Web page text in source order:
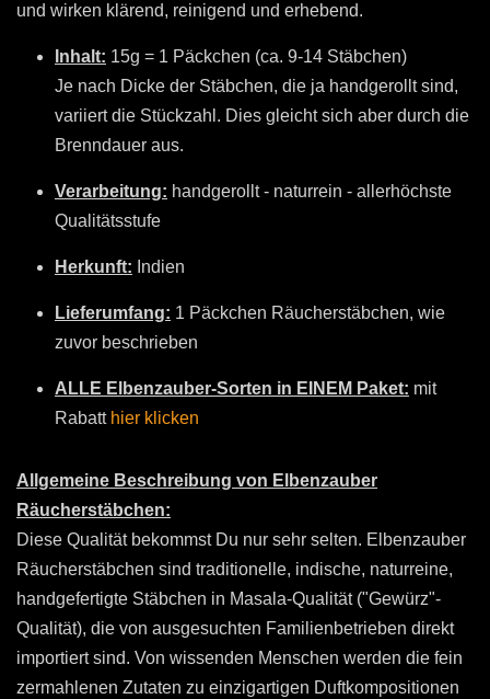
und wirken klärend, reinigend und erhebend.
Inhalt: 15g = 1 Päckchen (ca. 9-14 Stäbchen)
Je nach Dicke der Stäbchen, die ja handgerollt sind,
variiert die Stückzahl. Dies gleicht sich aber durch die
Brenndauer aus.
Verarbeitung: handgerollt - naturrein - allerhöchste
Qualitätsstufe
Herkunft: Indien
Lieferumfang: 1 Päckchen Räucherstäbchen, wie
zuvor beschrieben
ALLE Elbenzauber-Sorten in EINEM Paket: mit
Rabatt hier klicken
Allgemeine Beschreibung von Elbenzauber
Räucherstäbchen:
Diese Qualität bekommst Du nur sehr selten. Elbenzauber
Räucherstäbchen sind traditionelle, indische, naturreine,
handgefertigte Stäbchen in Masala-Qualität ("Gewürz"-
Qualität), die von ausgesuchten Familienbetrieben direkt
importiert sind. Von wissenden Menschen werden die fein
zermahlenen Zutaten zu einzigartigen Duftkompositionen